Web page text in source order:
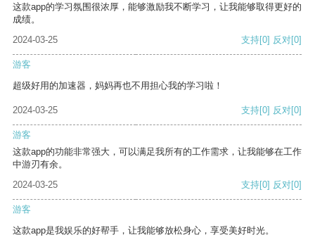
这款app的学习氛围很浓厚，能够激励我不断学习，让我能够取得更好的
成绩。
2024-03-25
支持[0] 反对[0]
游客
超级好用的加速器，妈妈再也不用担心我的学习啦！
2024-03-25 支持[0] 反对[0]
游客
这款app的功能非常强大，可以满足我所有的工作需求，让我能够在工作
中游刃有余。
2024-03-25
支持[0] 反对[0]
游客
这款app是我娱乐的好帮手，让我能够放松身心，享受美好时光。